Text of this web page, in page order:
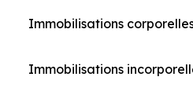
Immobilisations
Immobilisations